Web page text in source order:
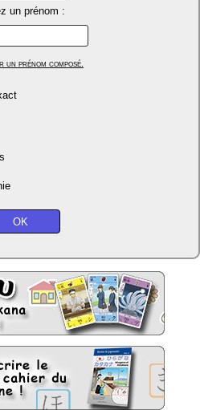
un prénom :
un prénom composé.